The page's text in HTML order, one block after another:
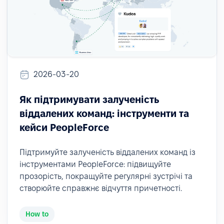
2026-03-20
Як підтримувати залученість
віддалених команд: інструменти та
кейси PeopleForce
Підтримуйте залученість віддалених команд із
інструментами PeopleForce: підвищуйте
прозорість, покращуйте регулярні зустрічі та
створюйте справжнє відчуття причетності.
How to